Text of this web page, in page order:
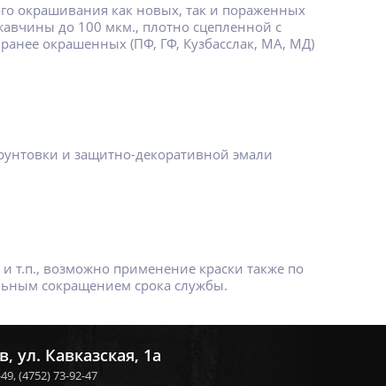
окрашивания как новых, так и пораженных
до 100 мкм., плотно сцепленной с
окрашенных (ПФ, ГФ, Кузбасслак, МА, МД)
и защитно-декоративной эмали
т.п., возможно применение краски также по
сокращением срока службы.
ул. Кавказская, 1а
(4752) 73-92-47